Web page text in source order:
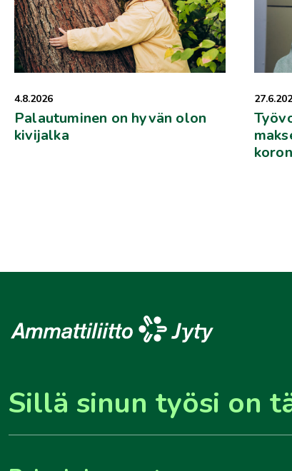
4.8.2026
Palautuminen on hyvän olon
kivijalka
Sillä sinun työsi on